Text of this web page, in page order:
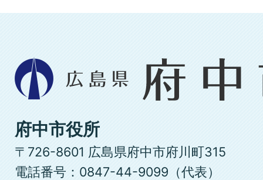
広
島
県
府
中
市
府中市役所
〒726-8601 広島県府中市府川町315
電話番号：0847-44-9099（代表）